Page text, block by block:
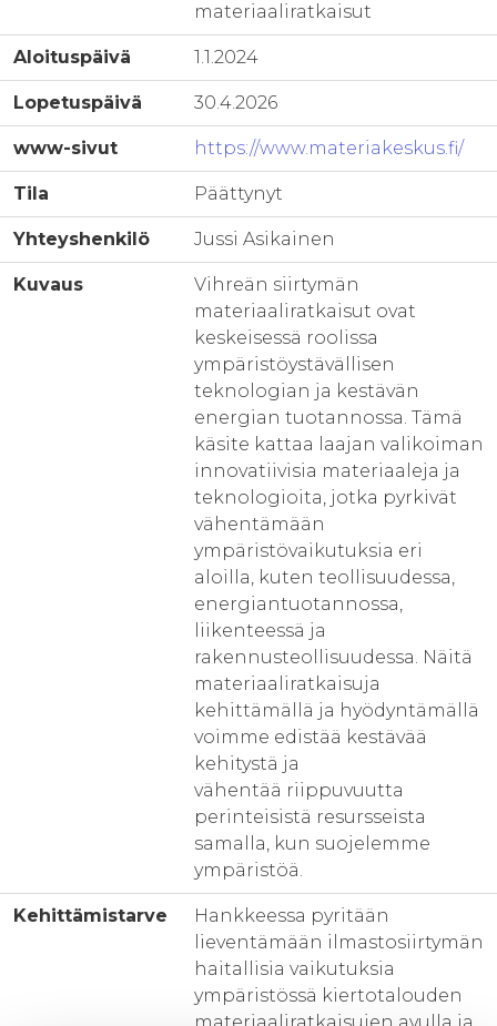
materiaaliratkaisut
Aloituspäivä 1.1.2024
Lopetuspäivä 30.4.2026
www-sivut https://www.materiakeskus.fi/
Tila Päättynyt
Yhteyshenkilö Jussi Asikainen
Kuvaus
Vihreän siirtymän
materiaaliratkaisut ovat
keskeisessä roolissa
ympäristöystävällisen
teknologian ja kestävän
energian tuotannossa. Tämä
käsite kattaa laajan valikoiman
innovatiivisia materiaaleja ja
teknologioita, jotka pyrkivät
vähentämään
ympäristövaikutuksia eri
aloilla, kuten teollisuudessa,
energiantuotannossa,
liikenteessä ja
rakennusteollisuudessa. Näitä
materiaaliratkaisuja
kehittämällä ja hyödyntämällä
voimme edistää kestävää
kehitystä ja
vähentää riippuvuutta
perinteisistä resursseista
samalla, kun suojelemme
ympäristöä.
Kehittämistarve
Hankkeessa pyritään
lieventämään ilmastosiirtymän
haitallisia vaikutuksia
ympäristössä kiertotalouden